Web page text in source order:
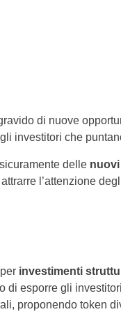
di nuove
investitori che
delle
l’attenzione
investimenti
di esporre gli
proponendo token